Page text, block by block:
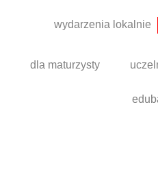
wydarzenia lokalnie
dla maturzysty